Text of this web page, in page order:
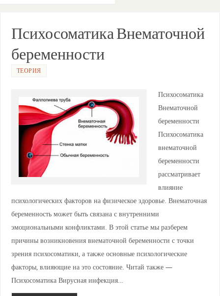
Психосоматика Внематочной
беременности
ТЕОРИЯ
Психосоматика
Внематочной
беременности
Психосоматика
внематочной
беременности
рассматривает
влияние
психологических факторов на физическое здоровье. Внематочная
беременность может быть связана с внутренними
эмоциональными конфликтами. В этой статье мы разберем
причины возникновения внематочной беременности с точки
зрения психосоматики, а также основные психологические
факторы, влияющие на это состояние. Читай также —
Психосоматика Вирусная инфекция…